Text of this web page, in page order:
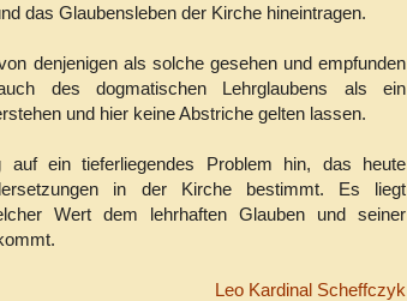
das Glaubensleben der Kirche hineintragen.
denjenigen als solche gesehen und empfunden
des dogmatischen Lehrglaubens als ein
und hier keine Abstriche gelten lassen.
auf ein tieferliegendes Problem hin, das heute
in der Kirche bestimmt. Es liegt
Wert dem lehrhaften Glauben und seiner
Leo Kardinal Scheffczyk